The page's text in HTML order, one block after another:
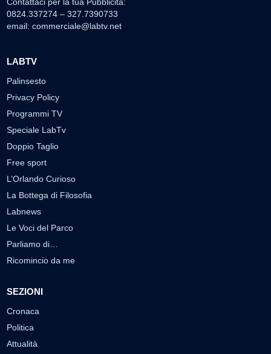
0824.337274 – 327.7390733
email: commerciale@labtv.net
LABTV
Palinsesto
Privacy Policy
Programmi TV
Speciale LabTv
Doppio Taglio
Free sport
L’Orlando Curioso
La Bottega di Filosofia
Labnews
Le Voci del Parco
Parliamo di…
Ricomincio da me
SEZIONI
Cronaca
Politica
Attualità